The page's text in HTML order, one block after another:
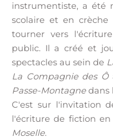
instrumentiste, a été
scolaire et en
tourner vers
public. Il a créé et
spectacles au sein de
La Compagnie des Ô
Passe-Montagnedans
C'est sur l'invitation
l'écriture de fiction
Moselle.